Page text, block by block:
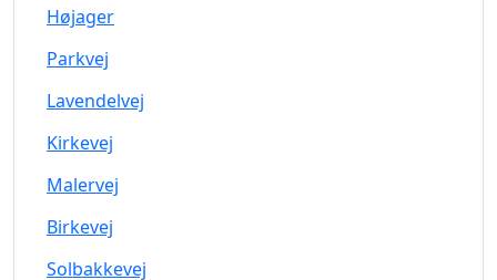
Højager
Parkvej
Lavendelvej
Kirkevej
Malervej
Birkevej
Solbakkevej